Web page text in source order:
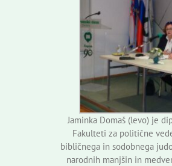
Jaminka Domaš (levo) je
Fakulteti za politične
bibličnega in sodobnega
narodnih manjšin in